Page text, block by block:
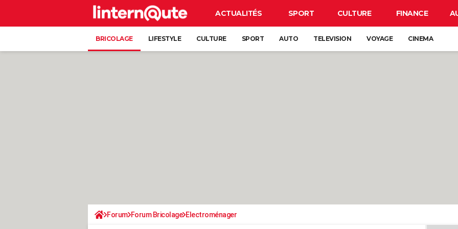
ACTUALITÉS SPORT CULTURE FINANCE
BRICOLAGE LIFESTYLE CULTURE SPORT AUTO TELEVISION VOYAGE CINEMA
Forum Forum Bricolage Electroménager